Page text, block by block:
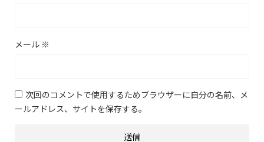
メール ※
次回のコメントで使用するためブラウザーに自分の名前、メ
ールアドレス、サイトを保存する。